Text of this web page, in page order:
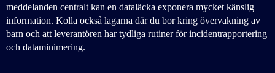
meddelanden centralt kan en dataläcka exponera mycket känslig
information. Kolla också lagarna där du bor kring övervakning av
barn och att leverantören har tydliga rutiner för incidentrapportering
och dataminimering.